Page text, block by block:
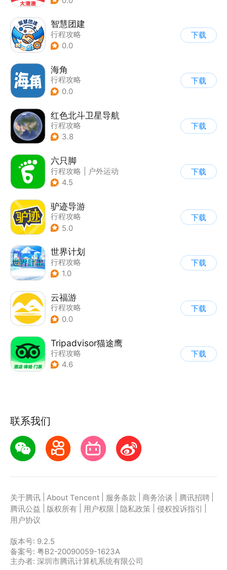
智慧团建
行程攻略
0.0
下载
海角
行程攻略
0.0
下载
红色北斗卫星导航
行程攻略
3.8
下载
六只脚
行程攻略
户外运动
4.5
下载
驴迹导游
行程攻略
5.0
下载
世界计划
行程攻略
1.0
下载
云福游
行程攻略
0.0
下载
Tripadvisor猫途鹰
行程攻略
4.6
下载
联系我们
关于腾讯 About Tencent 服务条款 商务洽谈 腾讯招聘
腾讯公益
版权所有 用户权限 隐私政策 侵权投诉指引
用户协议
版本号: 9.2.5
备案号: 粤B2-20090059-1623A
主办者: 深圳市腾讯计算机系统有限公司